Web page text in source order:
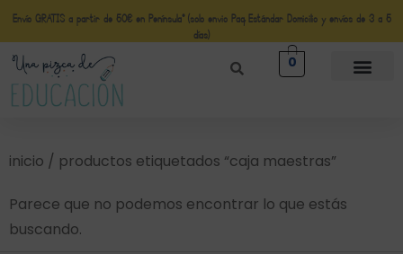
Envío GRATIS a partir de 50€ en Península* (solo envio Paq Estándar Domicilio y envíos de 3 a 5
días)
0
inicio / productos etiquetados “caja maestras”
Parece que no podemos encontrar lo que estás
buscando.